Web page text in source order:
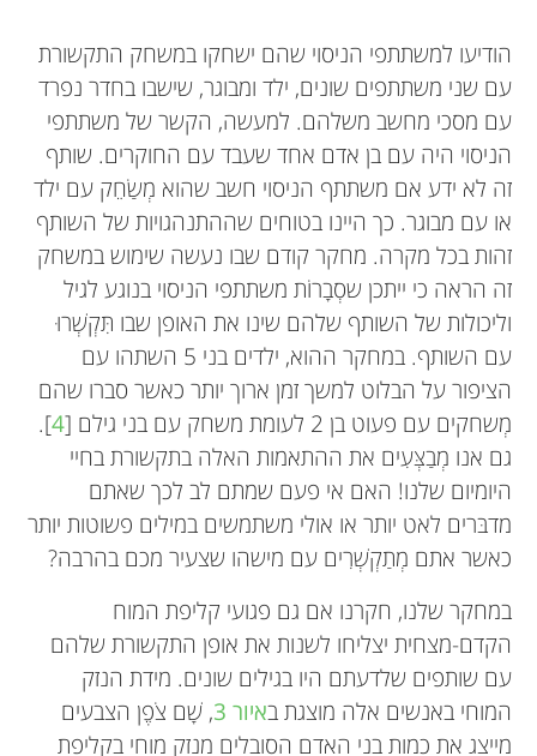
הודיעו למשתתפי הניסוי שהם ישחקו במשחק התקשורת
עם שני משתתפים שונים, ילד ומבוגר, שישבו בחדר נפרד
עם מסכי מחשב משלהם. למעשה, הקשר של משתתפי
הניסוי היה עם בן אדם אחד שעבד עם החוקרים. שותף
זה לא ידע אם משתתף הניסוי חשב שהוא מְשַׂחֵק עם ילד
או עם מבוגר. כך היינו בטוחים שההתנהגויות של השותף
זהות בכל מקרה. מחקר קודם שבו נעשה שימוש במשחק
זה הראה כי ייתכן שסְבָרוֹת משתתפי הניסוי בנוגע לגיל
וליכולות של השותף שלהם שינו את האופן שבו תִּקְשְׁרוּ
עם השותף. במחקר ההוא, ילדים בני 5 השתהו עם
הציפור על הבלוט למשך זמן ארוך יותר כאשר סברו שהם
מְשחקים עם פעוט בן 2 לעומת משחק עם בני גילם [
4
].
גם אנו מְבַצְּעִים את ההתאמות האלה בתקשורת בחיי
היומיום שלנו! האם אי פעם שמתם לב לכך שאתם
מדבּרים לאט יותר או אולי משתמשים במילים פשוטות יותר
כאשר אתם מְתַקְשְׁרִים עם מישהו שצעיר מכם בהרבה?
במחקר שלנו, חקרנו אם גם פגועי קליפת המוח
הקדם-מצחית יצליחו לשנות את אופן התקשורת שלהם
עם שותפים שלדעתם היו בגילים שונים. מידת הנזק
המוחי באנשים אלה מוצגת באיור 3
, שָׁם צֹפֶן הצבעים
מייצג את כמות בני האדם הסובלים מנזק מוחי בקליפת